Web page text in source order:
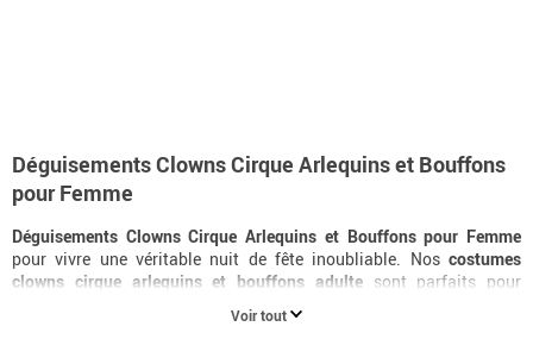
Déguisements Clowns Cirque Arlequins et Bouffons
pour Femme
Déguisements Clowns Cirque Arlequins et Bouffons pour Femme
pour vivre une véritable nuit de fête inoubliable. Nos costumes
clowns cirque arlequins et bouffons adultesont parfaits pour
Carnaval, Halloween ou enterrements de vie de jeune fille.
déguisement clowns cirque arlequins et bouffons
Voir tout